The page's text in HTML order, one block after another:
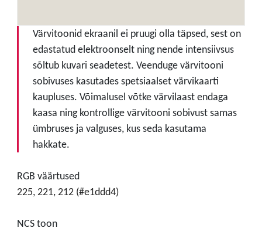
Värvitoonid ekraanil ei pruugi olla täpsed, sest on
edastatud elektroonselt ning nende intensiivsus
sõltub kuvari seadetest. Veenduge värvitooni
sobivuses kasutades spetsiaalset värvikaarti
kaupluses. Võimalusel võtke värvilaast endaga
kaasa ning kontrollige värvitooni sobivust samas
ümbruses ja valguses, kus seda kasutama
hakkate.
RGB väärtused
225, 221, 212 (#e1ddd4)
NCS toon